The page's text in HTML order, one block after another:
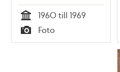
Tid
1960 till 1969
Typ
Foto